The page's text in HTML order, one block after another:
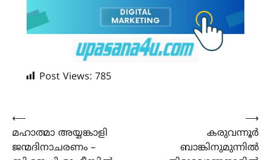
Post Views: 785
Post
navigation
⟵
മഹാത്മാ അയ്യങ്കാളി
ജന്മദിനാചരണം –
കരുവന്നൂർ
ബാങ്കിനുമുന്നിൽ
⟶